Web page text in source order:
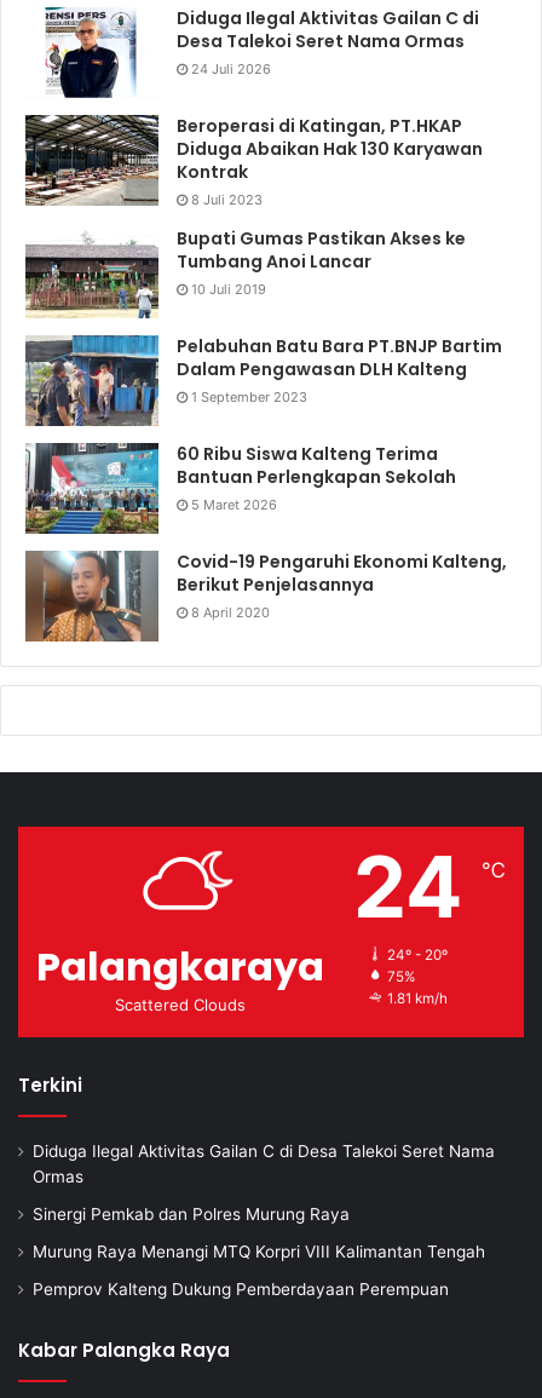
Diduga Ilegal Aktivitas Gailan C di
Desa Talekoi Seret Nama Ormas
24 Juli 2026
Beroperasi di Katingan, PT.HKAP
Diduga Abaikan Hak 130 Karyawan
Kontrak
8 Juli 2023
Bupati Gumas Pastikan Akses ke
Tumbang Anoi Lancar
10 Juli 2019
Pelabuhan Batu Bara PT.BNJP Bartim
Dalam Pengawasan DLH Kalteng
1 September 2023
60 Ribu Siswa Kalteng Terima
Bantuan Perlengkapan Sekolah
5 Maret 2026
Covid-19 Pengaruhi Ekonomi Kalteng,
Berikut Penjelasannya
8 April 2020
Palangkaraya
Scattered Clouds
24 ℃
24º - 20º
75%
1.81 km/h
Terkini
Diduga Ilegal Aktivitas Gailan C di Desa Talekoi Seret Nama
Ormas
Sinergi Pemkab dan Polres Murung Raya
Murung Raya Menangi MTQ Korpri VIII Kalimantan Tengah
Pemprov Kalteng Dukung Pemberdayaan Perempuan
Kabar Palangka Raya